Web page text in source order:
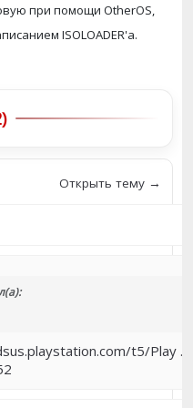
при помощи OtherOS,
ISOLOADER'a.
Открыть тему →
t5/Play ...